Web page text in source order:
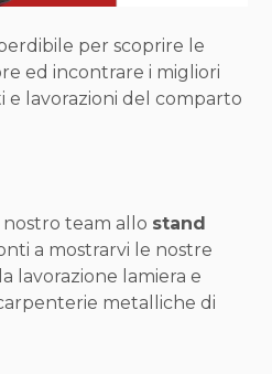
per scoprire le
ed incontrare i migliori
lavorazioni del comparto
team allo stand
a mostrarvi le nostre
lavorazione lamiera e
metalliche di